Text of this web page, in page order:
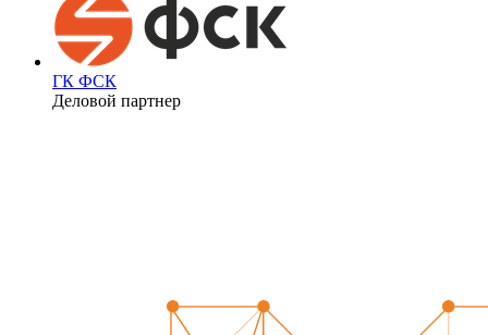
ГК ФСК
Деловой партнер